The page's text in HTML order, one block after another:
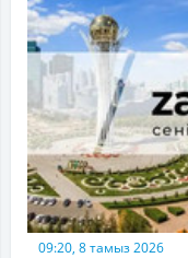
09:20, 8 тамыз 2026